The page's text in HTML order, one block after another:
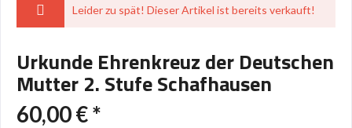
Leider zu spät! Dieser Artikel ist bereits verkauft!
Urkunde Ehrenkreuz der Deutschen
Mutter 2. Stufe Schafhausen
60,00 € *